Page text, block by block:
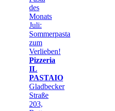
des
Monats
Juli:
Sommerpasta
zum
Verlieben!
Pizzeria
IL
PASTAIO
Gladbecker
Straße
203,